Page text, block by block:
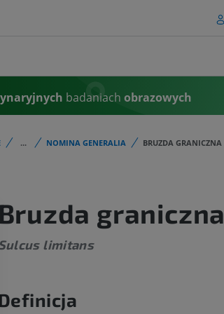
badaniach obrazowych
... NOMINA GENERALIA BRUZDA GRANICZNA
Bruzda graniczna
limitans
Definicja